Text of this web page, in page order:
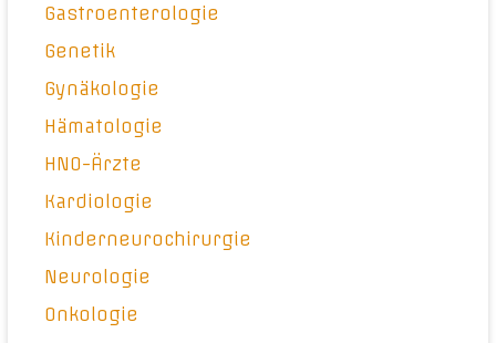
Gastroenterologie
Genetik
Gynäkologie
Hämatologie
HNO-Ärzte
Kardiologie
Kinderneurochirurgie
Neurologie
Onkologie